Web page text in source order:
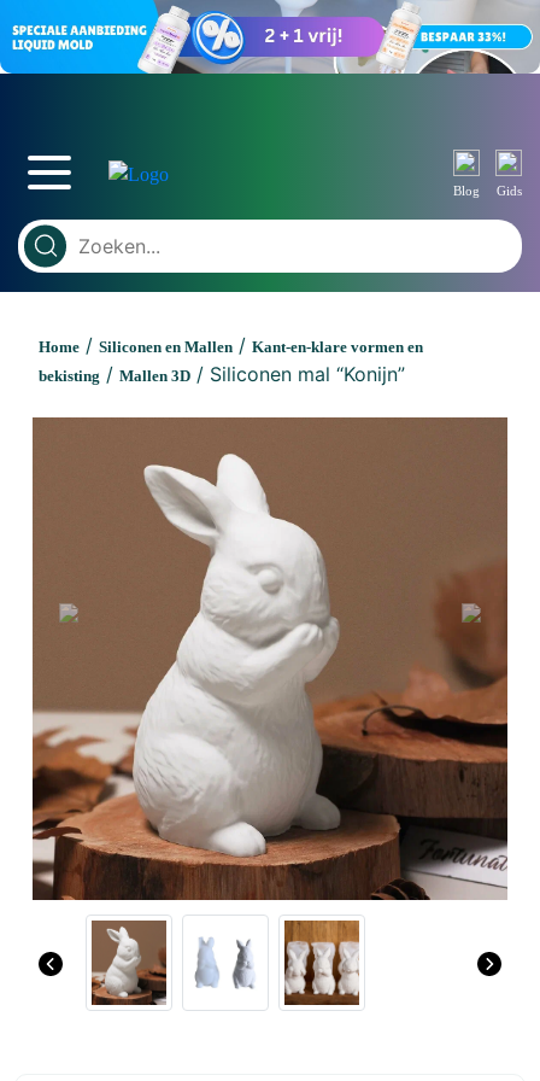
Blog Gids
Home / Siliconen en Mallen / Kant-en-klare vormen en
bekisting / Mallen 3D / Siliconen mal “Konijn”
Previous Next